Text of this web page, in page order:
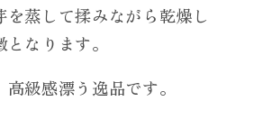
蒸して揉みながら乾燥し
なります。
級感漂う逸品です。